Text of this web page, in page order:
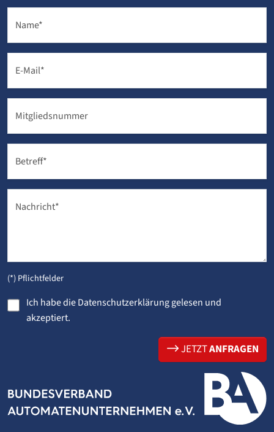
Name*
E-Mail*
Mitgliedsnummer
Betreff*
Nachricht*
(*) Pflichtfelder
Ich habe dieDatenschutzerklärunggelesen und
akzeptiert.
JETZTANFRAGEN